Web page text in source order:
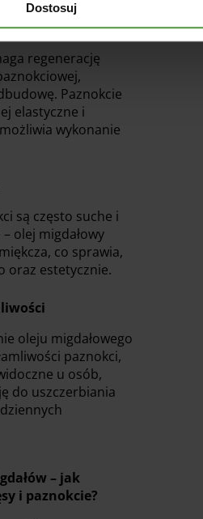
Dostosuj
paznokci
regenerację
Paznokcie
elastyczne i
wykonanie
są często suche i
olej migdałowy
co sprawia,
oraz estetycznie.
oleju migdałowego
paznokci,
u osób,
do uszczerbiania
– jak
i paznokcie?